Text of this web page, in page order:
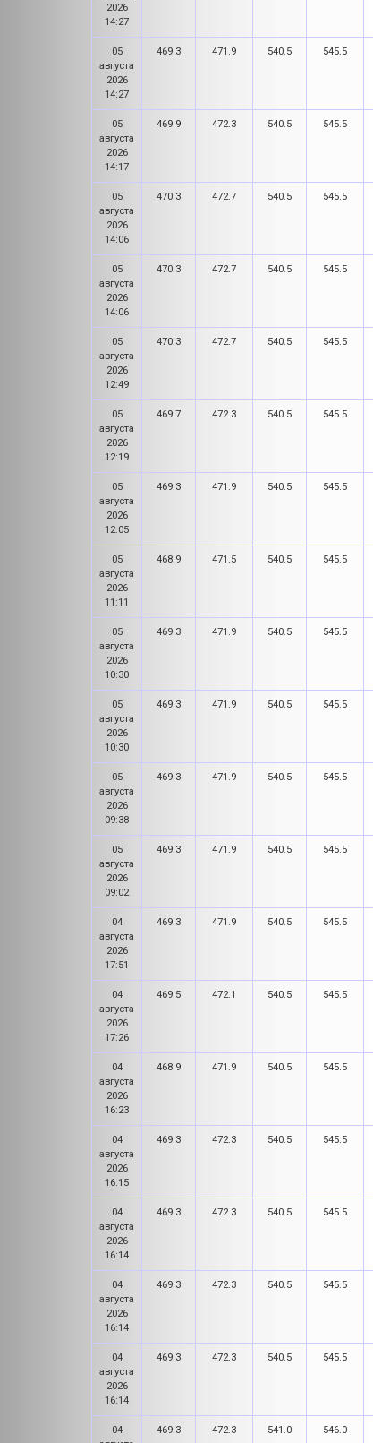
2026
14:27
05
августа
2026
14:27
469.3 471.9 540.5 545.5
05
августа
2026
14:17
469.9 472.3 540.5 545.5
05
августа
2026
14:06
470.3 472.7 540.5 545.5
05
августа
2026
14:06
470.3 472.7 540.5 545.5
05
августа
2026
12:49
470.3 472.7 540.5 545.5
05
августа
2026
12:19
469.7 472.3 540.5 545.5
05
августа
2026
12:05
469.3 471.9 540.5 545.5
05
августа
2026
11:11
468.9 471.5 540.5 545.5
05
августа
2026
10:30
469.3 471.9 540.5 545.5
05
августа
2026
10:30
469.3 471.9 540.5 545.5
05
августа
2026
09:38
469.3 471.9 540.5 545.5
05
августа
2026
09:02
469.3 471.9 540.5 545.5
04
августа
2026
17:51
469.3 471.9 540.5 545.5
04
августа
2026
17:26
469.5 472.1 540.5 545.5
04
августа
2026
16:23
468.9 471.9 540.5 545.5
04
августа
2026
16:15
469.3 472.3 540.5 545.5
04
августа
2026
16:14
469.3 472.3 540.5 545.5
04
августа
2026
16:14
469.3 472.3 540.5 545.5
04
августа
2026
16:14
469.3 472.3 540.5 545.5
04
469.3 472.3 541.0 546.0